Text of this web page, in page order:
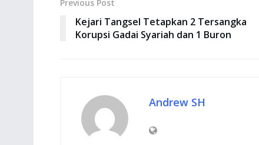
Previous Post
Kejari Tangsel Tetapkan 2 Tersangka
Korupsi Gadai Syariah dan 1 Buron
Andrew SH